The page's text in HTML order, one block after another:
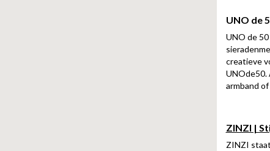
UNO de
UNO de
creatieve
UNOde50.
armband
ZINZI |
ZINZI